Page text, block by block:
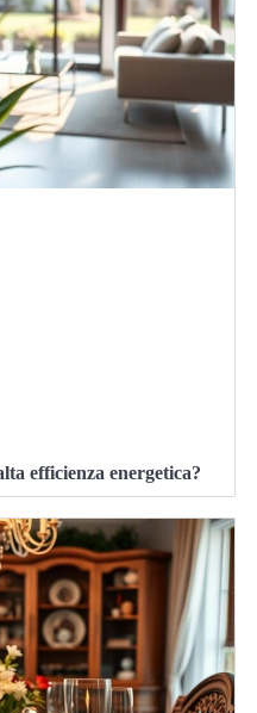
efficienza energetica?